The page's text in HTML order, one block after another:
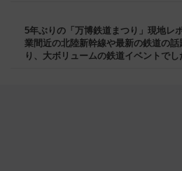
5年ぶりの「万博鉄道まつり」現地レ
業間近の北陸新幹線や最新の鉄道の話
り、大ボリュームの鉄道イベントでし